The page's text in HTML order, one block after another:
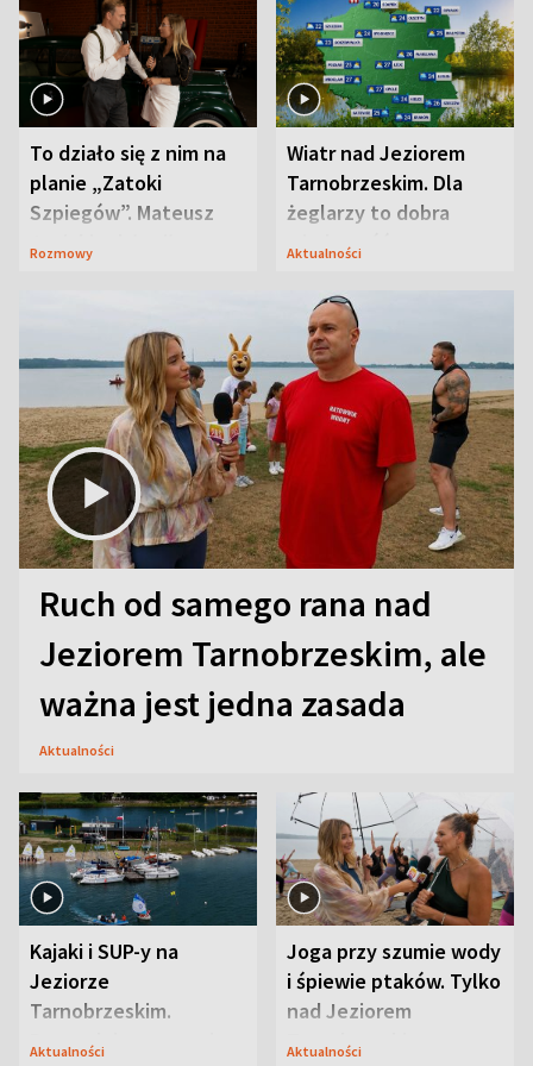
To działo się z nim na
planie „Zatoki
Szpiegów”. Mateusz
Janicki odsłonił
Rozmowy
Wiatr nad Jeziorem
Tarnobrzeskim. Dla
żeglarzy to dobra
wiadomość
Aktualności
Ruch od samego rana nad
Jeziorem Tarnobrzeskim, ale
ważna jest jedna zasada
Aktualności
Kajaki i SUP-y na
Jeziorze
Tarnobrzeskim.
Przyrodnicy zwracają
Aktualności
Joga przy szumie wody
i śpiewie ptaków. Tylko
nad Jeziorem
Tarnobrzeskim
Aktualności